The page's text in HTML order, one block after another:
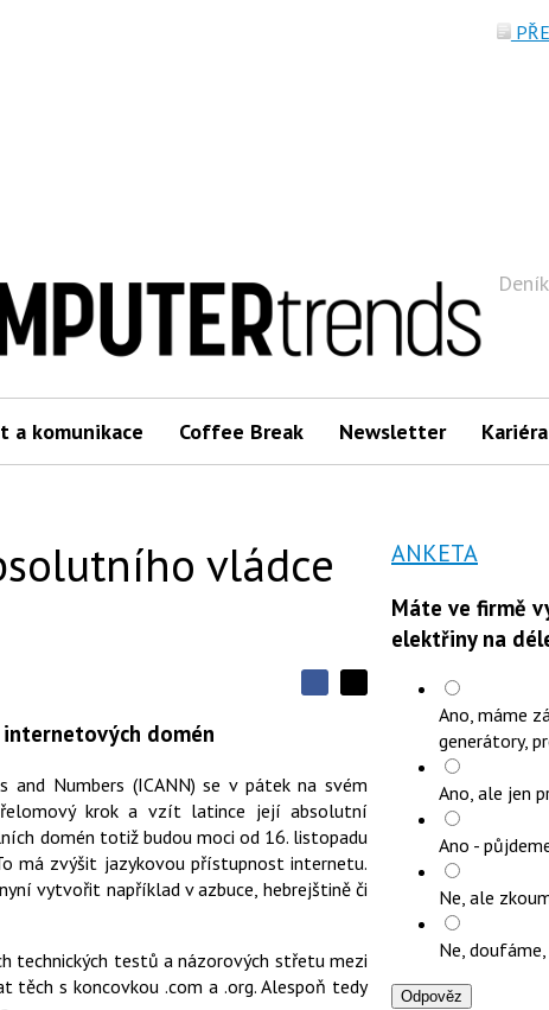
a komunikace Coffee Break Newsletter Kariéra
vládce
S
l
e
t
S
j
t
e
n
a
a
o
o
j
t
n
a
s
í
domén
and Numbers (ICANN) se v pátek na svém
krok a vzít latince její absolutní
domén totiž budou moci od 16. listopadu
má zvýšit jazykovou přístupnost internetu.
vytvořit například v azbuce, hebrejštině či
technických testů a názorových střetu mezi
těch s koncovkou .com a .org. Alespoň tedy
ANKETA
Máte ve firmě
elektřiny na
Ano, máme
generátory,
Ano, ale jen
Ano -
Ne, ale
Ne,
Odpověz